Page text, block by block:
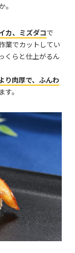
。
カ、ミズダコで
業でカットしてい
くらと仕上がるん
り肉厚で、ふんわ
。